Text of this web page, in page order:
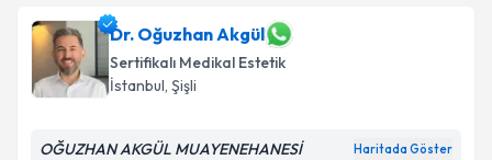
Dr. Oğuzhan Akgül
Sertifikalı Medikal Estetik
İstanbul, Şişli
OĞUZHAN AKGÜL MUAYENEHANESİ Haritada Göster